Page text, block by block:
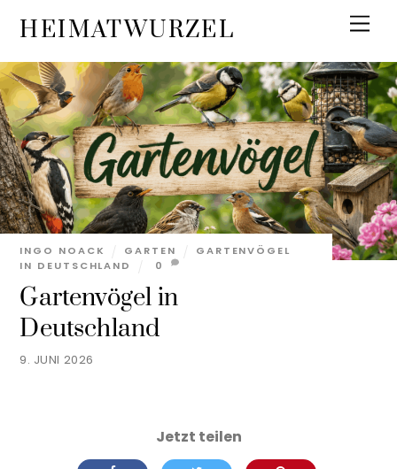
content
HEIMATWURZEL
9. JUNI 2026
Gartenvögel in
Deutschland
INGO NOACK GARTEN
GARTENVÖGEL
IN DEUTSCHLAND
0